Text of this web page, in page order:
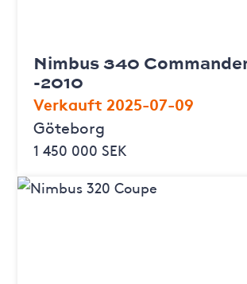
Nimbus 340
-2010
Verkauft 2025-07-09
Göteborg
1 450 000 SEK